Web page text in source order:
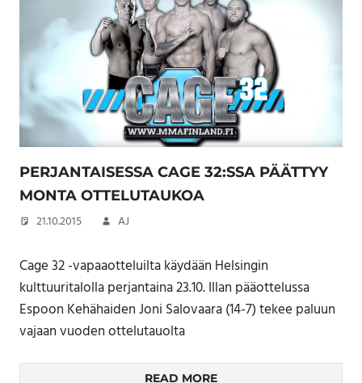
PERJANTAISESSA CAGE 32:SSA PÄÄTTYY
MONTA OTTELUTAUKOA
21.10.2015 AJ
Cage 32 -vapaaotteluilta käydään Helsingin
kulttuuritalolla perjantaina 23.10. Illan pääottelussa
Espoon Kehähaiden Joni Salovaara (14-7) tekee paluun
vajaan vuoden ottelutauolta
READ MORE